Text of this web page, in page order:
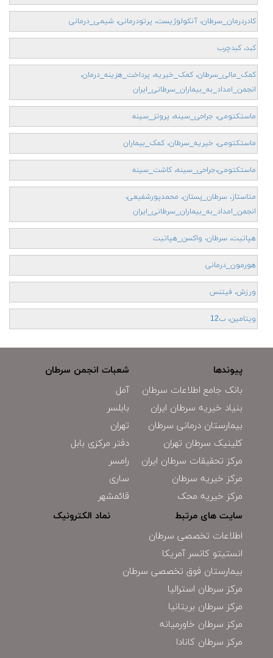
کادردرمان_سرطان، آنکولوژیست، پرتودرمانی، شیمی_درمانی
کبد، کبدچرب
کمک_مالی_سرطان، کمک_خیریه، پرداخت_هزینه_درمان،
انجمن_امداد_به_بیماران_سرطانی_ایران
ماستکتومی، جراحی_سینه، پروتز_سینه
ماستکتومی، خیریه_سرطان، کمک_بیماران
ماستکتومی،جراحی_سینه، کاشت_سینه
متاستاز، سرطان_پستان، محمدپورشفیعی،
انجمن_امداد_به_بیماران_سرطانی_ایران
هپاتیت، سرطان، واکسن_هپاتیت
هورمون_درمانی
ورزش، فیتنس
ویتامین، ب12
پيوندها
بانک جامع اطلاعات سرطان
بنیاد خیریه سرطان ایران
بیمارستان درمانی سرطان
کلینیک سرطان تهران
مرکز تحقیقات سرطان ایران
مرکز خیریه سرطان
مرکز خیریه محک
شعبات انجمن سرطان
آمل
بابلسر
تهران
دفتر مرکزی بابل
رامسر
ساری
قائمشهر
سایت های مرتبط
اطلاعات تخصصی سرطان
انستیتو کانسر آمریکا
بیمارستان فوق تخصصی سرطان
مرکز سرطان استرالیا
مرکز سرطان بریتانیا
مرکز سرطان خاورمیانه
مرکز سرطان کانادا
نماد الکترونیک